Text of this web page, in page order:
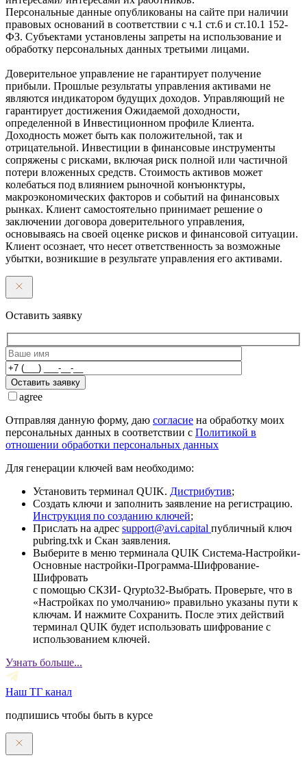
Персональные данные опубликованы на сайте при наличии
правовых оснований в соответствии с ч.1 ст.6 и ст.10.1 152-
ФЗ. Субъектами установлены запреты на использование и
обработку персональных данных третьими лицами.
Доверительное управление не гарантирует получение
прибыли. Прошлые результаты управления активами не
являются индикатором будущих доходов. Управляющий не
гарантирует достижения Ожидаемой доходности,
определенной в Инвестиционном профиле Клиента.
Доходность может быть как положительной, так и
отрицательной. Инвестиции в финансовые инструменты
сопряжены с рисками, включая риск полной или частичной
потери вложенных средств. Стоимость активов может
колебаться под влиянием рыночной конъюнктуры,
макроэкономических факторов и событий на финансовых
рынках. Клиент самостоятельно принимает решение о
заключении договора доверительного управления,
основываясь на своей оценке рисков и финансовой ситуации.
Клиент осознает, что несет ответственность за возможные
убытки, возникшие в результате управления его активами.
Оставить заявку
Оставить заявку
agree
Отправляя данную форму, даю согласие на обработку моих
персональных данных в соответствии с Политикой в
отношении обработки персональных данных
Для генерации ключей вам необходимо:
Установить терминал QUIK. Дистрибутив;
Создать ключи и заполнить заявление на регистрацию.
Инструкция по созданию ключей;
Прислать на адрес support@avi.capital публичный ключ
pubring.txk и Скан заявления.
Выберите в меню терминала QUIK Система-Настройки-
Основные настройки-Программа-Шифрование-
Шифровать
с помощью СКЗИ- Qrypto32-Выбрать. Проверьте, что в
«Настройках по умолчанию» правильно указаны пути к
ключам. И нажмите Сохранить. После этих действий
терминал QUIK будет использовать шифрование с
использованием ключей.
Узнать больше...
Наш ТГ канал
подпишись чтобы быть в курсе